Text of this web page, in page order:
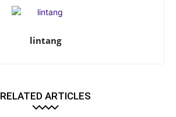
lintang
RELATED ARTICLES